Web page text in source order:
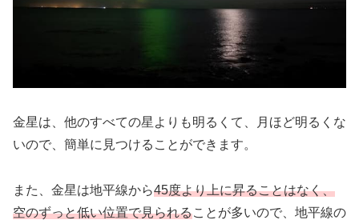
金星は、他のすべての星よりも明るくて、月ほど明るくな
いので、簡単に見つけることができます。
また、金星は地平線から45度より上に昇ることはなく、
空のずっと低い位置で見られることが多いので、地平線の